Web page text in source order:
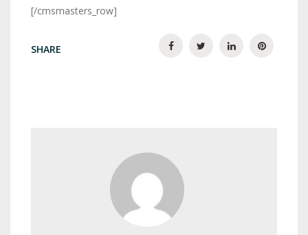
[/cmsmasters_row]
SHARE